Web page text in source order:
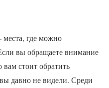
где можно
вы обращаете внимание
стоит обратить
давно не видели. Среди